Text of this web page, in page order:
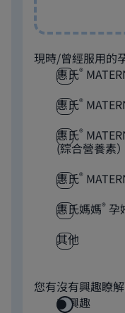
現時/曾經服用的
惠氏®
惠氏®
惠氏®
(綜合營養素）
惠氏®
惠氏媽媽® 孕
其他
您有沒有興趣瞭
有興趣